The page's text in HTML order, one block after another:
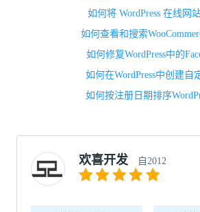
如何将 WordPress 在线网
如何查看和搜索
如何修复WordPress中的
如何在WordPress中创建自
如何按注册日期排序
欢喜开发 自2012